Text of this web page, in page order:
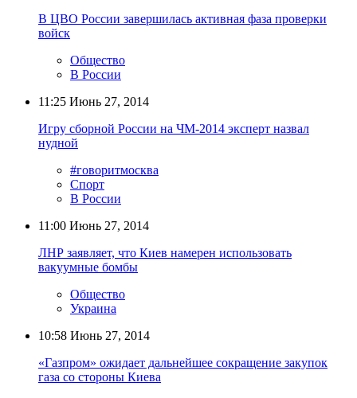
В ЦВО России завершилась активная фаза проверки
войск
Общество
В России
11:25 Июнь 27, 2014
Игру сборной России на ЧМ-2014 эксперт назвал
нудной
#говоритмосква
Спорт
В России
11:00 Июнь 27, 2014
ЛНР заявляет, что Киев намерен использовать
вакуумные бомбы
Общество
Украина
10:58 Июнь 27, 2014
«Газпром» ожидает дальнейшее сокращение закупок
газа со стороны Киева